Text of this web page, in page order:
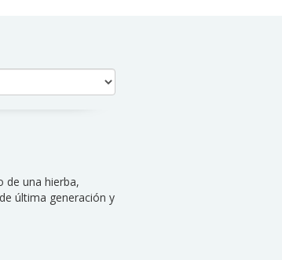
de una hierba,
última generación y